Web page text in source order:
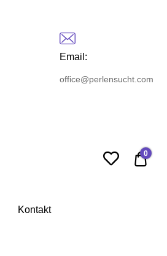
Email:
office@perlensucht.com
0,00 €
0
Kontakt